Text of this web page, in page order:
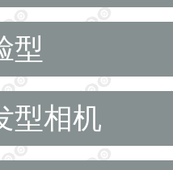
型
型相机